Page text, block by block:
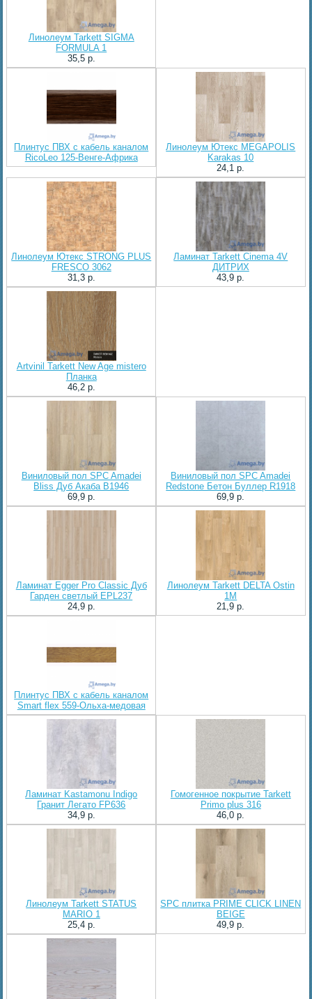
Линолеум Tarkett SIGMA
FORMULA 1
35,5 p.
Плинтус ПВХ с кабель каналом
RicoLeo 125-Венге-Африка
Линолеум Ютекс MEGAPOLIS
Karakas 10
24,1 p.
Линолеум Ютекс STRONG PLUS
FRESCO 3062
31,3 p.
Ламинат Tarkett Cinema 4V
ДИТРИХ
43,9 p.
Artvinil Tarkett New Age mistero
Планка
46,2 p.
Виниловый пол SPC Amadei
Bliss Дуб Акаба B1946
69,9 p.
Виниловый пол SPC Amadei
Redstone Бетон Буллер R1918
69,9 p.
Ламинат Egger Pro Classic Дуб
Гарден светлый EPL237
24,9 p.
Линолеум Tarkett DELTA Ostin
1M
21,9 p.
Плинтус ПВХ с кабель каналом
Smart flex 559-Ольха-медовая
Ламинат Kastamonu Indigo
Гранит Легато FP636
34,9 p.
Гомогенное покрытие Tarkett
Primo plus 316
46,0 p.
Линолеум Tarkett STATUS
MARIO 1
25,4 p.
SPC плитка PRIME CLICK LINEN
BEIGE
49,9 p.